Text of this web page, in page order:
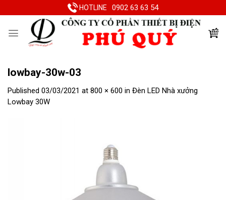
to
HOTLINE 0902 63 63 54
lowbay-30w-03
Published 03/03/2021 at 800 × 600 in Đèn LED Nhà xưởng
Lowbay 30W